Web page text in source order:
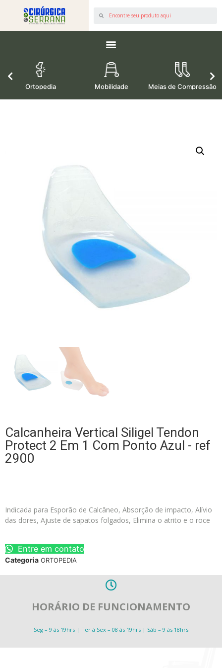
Ortopedia Mobilidade Meias de Compressão
Calcanheira Vertical Siligel Tendon
Protect 2 Em 1 Com Ponto Azul - ref
2900
Indicada para Esporão de Calcâneo, Absorção de impacto, Alívio
das dores, Ajuste de sapatos folgados, Elimina o atrito e o roce
Entre em contato
Categoria ORTOPEDIA
HORÁRIO DE FUNCIONAMENTO
Seg – 9 às 19hrs | Ter à Sex – 08 às 19hrs | Sáb – 9 às 18hrs